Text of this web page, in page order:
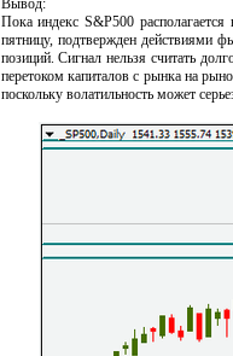
Вывод:
Пока индекс S&P500
пятницу, подтвержден действиями
позиций. Сигнал нельзя считать
перетоком капиталов с рынка на
поскольку волатильность может